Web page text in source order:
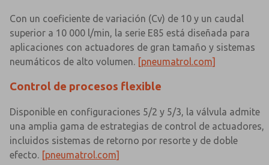
Con un coeficiente de variación (Cv) de 10 y un caudal
superior a 10 000 l/min, la serie E85 está diseñada para
aplicaciones con actuadores de gran tamaño y sistemas
neumáticos de alto volumen. [pneumatrol.com]
Control de procesos flexible
Disponible en configuraciones 5/2 y 5/3, la válvula admite
una amplia gama de estrategias de control de actuadores,
incluidos sistemas de retorno por resorte y de doble
efecto. [pneumatrol.com]